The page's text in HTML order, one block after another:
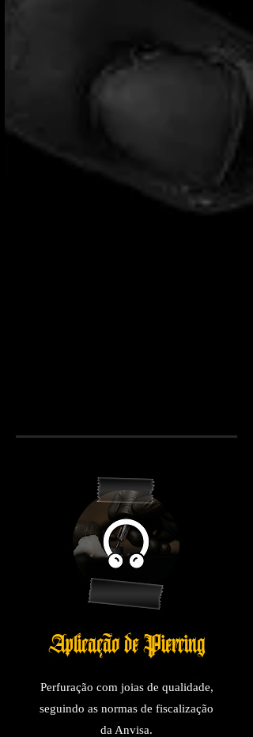
Aplicacao de Piercing
Perfuração com joias de qualidade,
seguindo as normas de fiscalização
da Anvisa.